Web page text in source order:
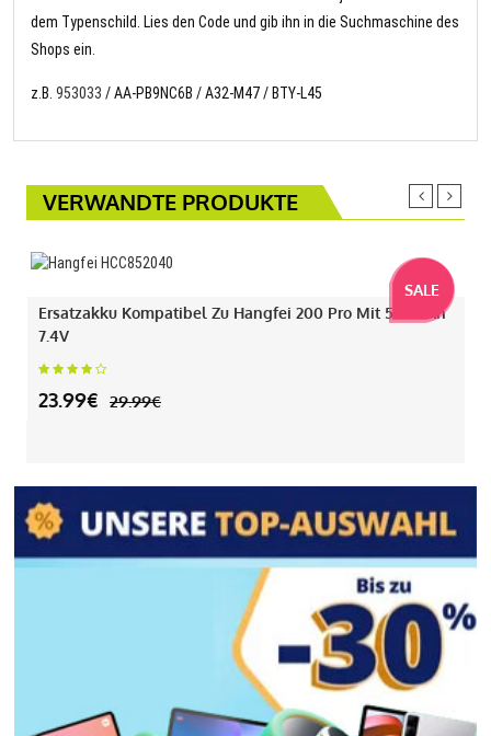
dem Typenschild. Lies den Code und gib ihn in die Suchmaschine des
Shops ein.
z.B. 953033 / AA-PB9NC6B / A32-M47 / BTY-L45
VERWANDTE PRODUKTE
SALE
Ersatzakku Kompatibel Zu Hangfei 200 Pro Mit 550mAh
7.4V
23.99€ 29.99€